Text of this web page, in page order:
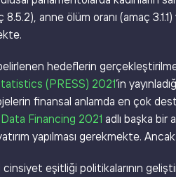
8.5.2), anne ölüm oranı (amaç
hedeflerin
(PRESS) 2021’in
finansal anlamda en çok
Financing 2021 adlı başka bir
yapılması gerekmekte.
eşitliği politikalarının